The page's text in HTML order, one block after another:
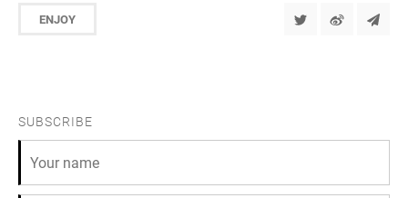
ENJOY
SUBSCRIBE